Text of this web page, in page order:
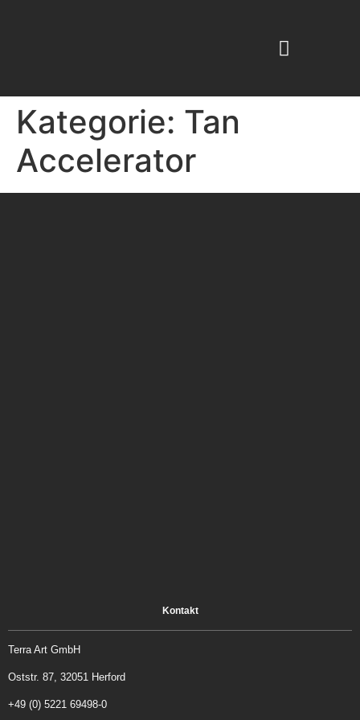
Kategorie: Tan
Accelerator
Kontakt
Terra Art GmbH
Oststr. 87, 32051 Herford
+49 (0) 5221 69498-0